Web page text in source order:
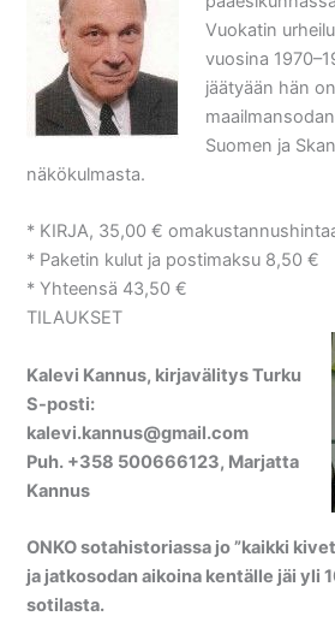
Vuokatin
vuosina
jäätyään hän
Suomen ja
näkökulmasta.
* KIRJA, 35,00 €
* Paketin kulut ja postimaksu 8,50 €
* Yhteensä 43,50 €
TILAUKSET
Kalevi Kannus, kirjavälitys Turku
S-posti:
kalevi.kannus@gmail.com
Puh. +358 500666123, Marjatta
Kannus
ONKO sotahistoriassa jo ”kaikki
ja jatkosodan aikoina kentälle jäi yli
sotilasta.